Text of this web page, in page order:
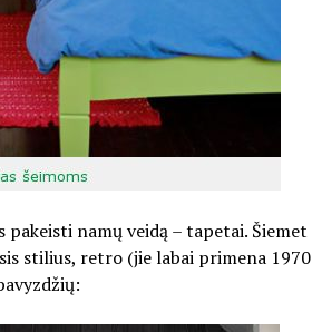
pakeisti namų veidą – tapetai. Šiemet
stilius, retro (jie labai primena 1970